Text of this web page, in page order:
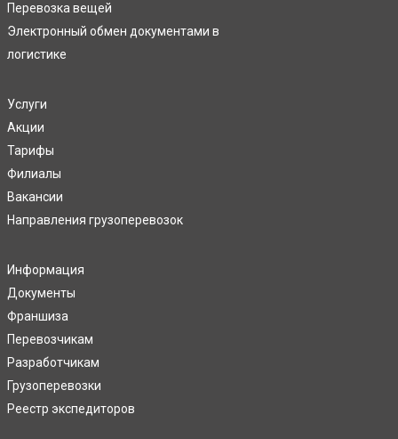
Перевозка вещей
Электронный обмен документами в
логистике
Услуги
Акции
Тарифы
Филиалы
Вакансии
Направления грузоперевозок
Информация
Документы
Франшиза
Перевозчикам
Разработчикам
Грузоперевозки
Реестр экспедиторов